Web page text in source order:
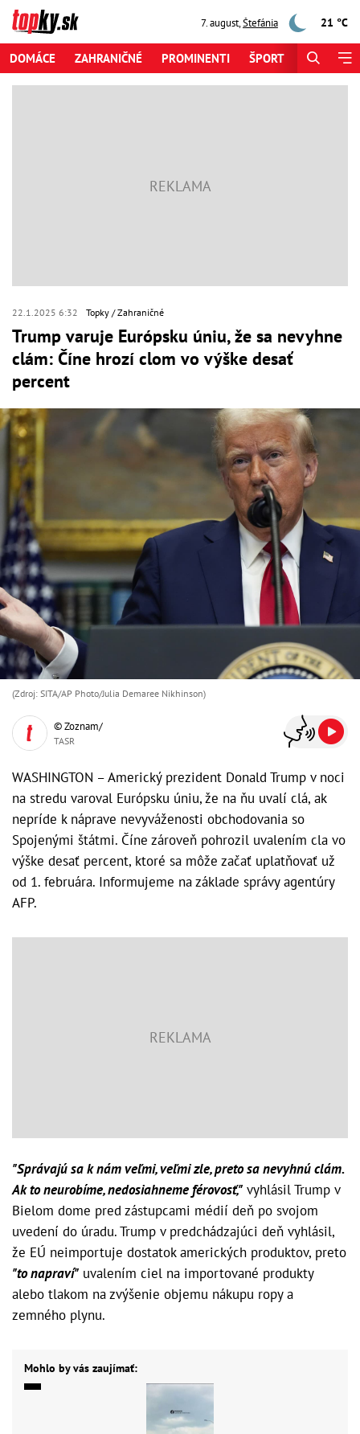
7. august,Štefánia 21 °C
DOMÁCE ZAHRANIČNÉ PROMINENTI ŠPORT
22.1.2025 6:32 Topky Zahraničné
Trump varuje Európsku úniu, že sa nevyhne
clám: Číne hrozí clom vo výške desať
percent
(Zdroj: SITA/AP Photo/Julia Demaree Nikhinson)
© Zoznam/
TASR
WASHINGTON – Americký prezident Donald Trump v noci
na stredu varoval Európsku úniu, že na ňu uvalí clá, ak
nepríde k náprave nevyváženosti obchodovania so
Spojenými štátmi. Číne zároveň pohrozil uvalením cla vo
výške desať percent, ktoré sa môže začať uplatňovať už
od 1. februára. Informujeme na základe správy agentúry
AFP.
"Správajú sa k nám veľmi, veľmi zle, preto sa nevyhnú clám.
Ak to neurobíme, nedosiahneme férovosť," vyhlásil Trump v
Bielom dome pred zástupcami médií deň po svojom
uvedení do úradu. Trump v predchádzajúci deň vyhlásil,
že EÚ neimportuje dostatok amerických produktov, preto
"to napraví" uvalením ciel na importované produkty
alebo tlakom na zvýšenie objemu nákupu ropy a
zemného plynu.
Mohlo by vás zaujímať: